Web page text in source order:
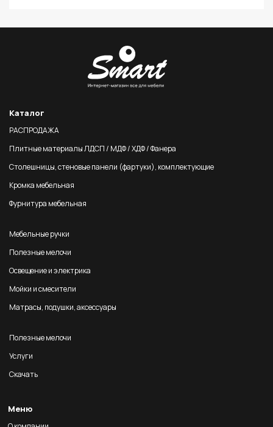
Каталог
РАСПРОДАЖА
Плитные материалы ЛДСП / МДФ / ХДФ / Фанера
Столешницы, стеновые панели (фартуки), комплектующие
Кромка мебельная
Фурнитура мебельная
Мебельные ручки
Полезные мелочи
Освещение и электрика
Мойки и смесители
Матрасы, подушки, аксессуары
Полезные мелочи
Услуги
Скачать
Меню